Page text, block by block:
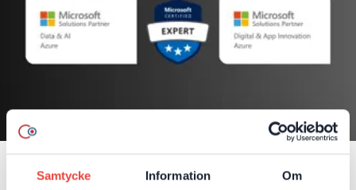
Samtycke Information Om
DevCore hjälper företag att